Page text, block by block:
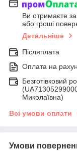
Ви отримаєте
або гроші
Детальніше
Післяплата
Оплата на
Безготівковий
Миколаївна)
Всі умови оплати
Умови